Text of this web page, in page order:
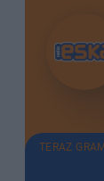
TERAZ